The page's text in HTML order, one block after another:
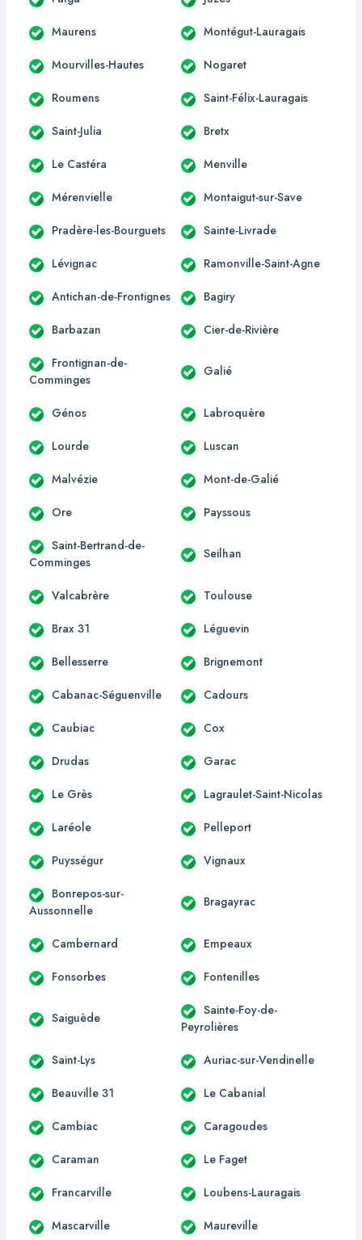
Maurens Montégut-Lauragais
Mourvilles-Hautes Nogaret
Roumens Saint-Félix-Lauragais
Saint-Julia Bretx
Le Castéra Menville
Mérenvielle Montaigut-sur-Save
Pradère-les-Bourguets Sainte-Livrade
Lévignac Ramonville-Saint-Agne
Antichan-de-Frontignes Bagiry
Barbazan Cier-de-Rivière
Frontignan-de-
Comminges
Galié
Génos Labroquère
Lourde Luscan
Malvézie Mont-de-Galié
Ore Payssous
Saint-Bertrand-de-
Comminges
Seilhan
Valcabrère Toulouse
Brax 31 Léguevin
Bellesserre Brignemont
Cabanac-Séguenville Cadours
Caubiac Cox
Drudas Garac
Le Grès Lagraulet-Saint-Nicolas
Laréole Pelleport
Puysségur Vignaux
Bonrepos-sur-
Aussonnelle
Bragayrac
Cambernard Empeaux
Fonsorbes Fontenilles
Saiguède
Sainte-Foy-de-
Peyrolières
Saint-Lys Auriac-sur-Vendinelle
Beauville 31 Le Cabanial
Cambiac Caragoudes
Caraman Le Faget
Francarville Loubens-Lauragais
Mascarville Maureville